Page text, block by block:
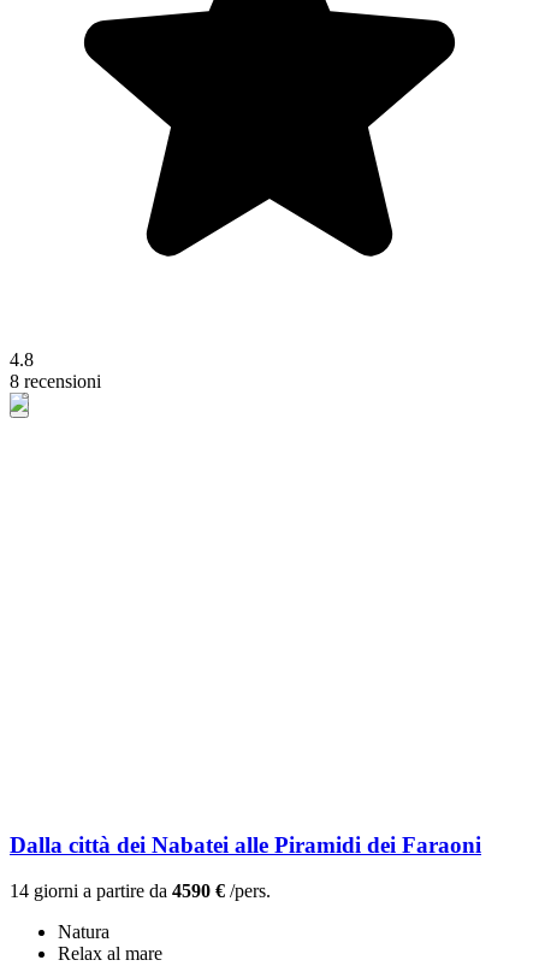
4.8
8 recensioni
Dalla città dei Nabatei alle Piramidi dei Faraoni
14 giorni a partire da 4590 € /pers.
Natura
Relax al mare